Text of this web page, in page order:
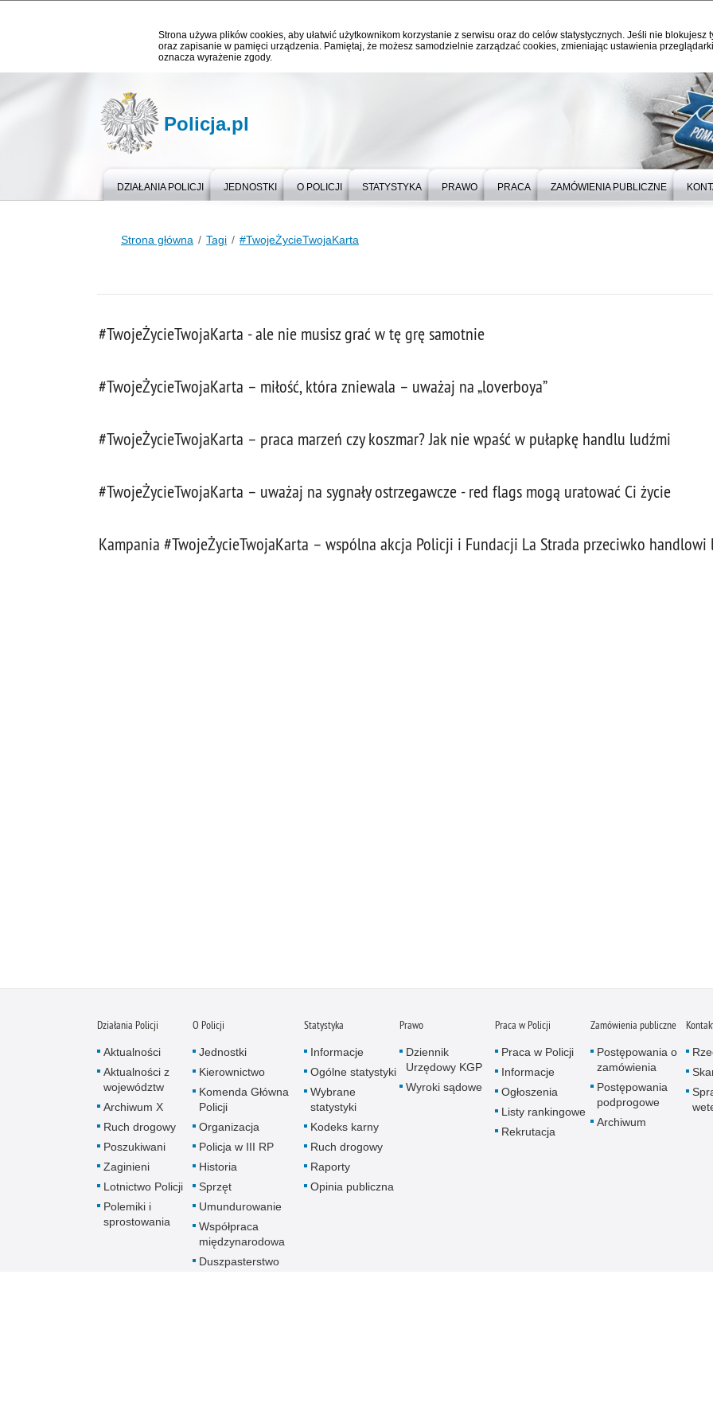
Strona używa plików cookies, aby ułatwić użytkownikom korzystanie z serwisu oraz do celów statystycznych. Jeśli nie blokujesz
oraz zapisanie w pamięci urządzenia. Pamiętaj, że możesz samodzielnie zarządzać cookies, zmieniając ustawienia
oznacza wyrażenie zgody.
Policja.pl
DZIAŁANIA POLICJI JEDNOSTKI O POLICJI STATYSTYKA PRAWO PRACA ZAMÓWIENIA PUBLICZNE
Strona główna Tagi #TwojeŻycieTwojaKarta
#TwojeŻycieTwojaKarta - ale nie musisz grać w tę grę samotnie
#TwojeŻycieTwojaKarta – miłość, która zniewala – uważaj na „loverboya”
#TwojeŻycieTwojaKarta – praca marzeń czy koszmar? Jak nie wpaść w pułapkę handlu ludźmi
#TwojeŻycieTwojaKarta – uważaj na sygnały ostrzegawcze - red flags mogą uratować Ci życie
Kampania #TwojeŻycieTwojaKarta – wspólna akcja Policji i Fundacji La Strada przeciwko handlowi
Działania Policji
Aktualności
Aktualności z
województw
Archiwum X
Ruch drogowy
Poszukiwani
Zaginieni
Lotnictwo Policji
Polemiki i
sprostowania
O Policji
Jednostki
Kierownictwo
Komenda Główna
Policji
Organizacja
Policja w III RP
Historia
Sprzęt
Umundurowanie
Współpraca
międzynarodowa
Duszpasterstwo
Statystyka
Informacje
Ogólne statystyki
Wybrane
statystyki
Kodeks karny
Ruch drogowy
Raporty
Opinia publiczna
Prawo
Dziennik
Urzędowy KGP
Wyroki sądowe
Praca w Policji
Praca w Policji
Informacje
Ogłoszenia
Listy rankingowe
Rekrutacja
Zamówienia publiczne
Postępowania o
zamówienia
Postępowania
podprogowe
Archiwum